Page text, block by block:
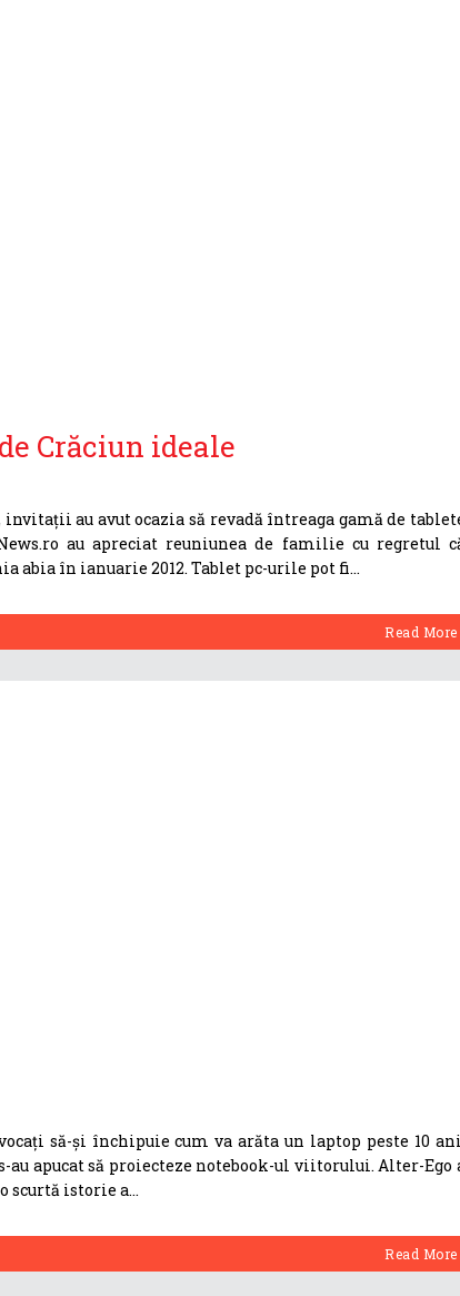
Crăciun ideale
au avut ocazia să revadă întreaga gamă de
au apreciat reuniunea de familie cu regretul
în ianuarie 2012. Tablet pc-urile pot fi
Read More
să-și închipuie cum va arăta un laptop peste 10
au apucat să proiecteze notebook-ul viitorului. Alter-Ego
scurtă istorie a
Read More